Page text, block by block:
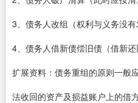
3、债务人改组（权利与义务没有
4、债务人借新债偿旧债（借新还
扩展资料：债务重组的原则一般
法收回的资产及损益账户上的借